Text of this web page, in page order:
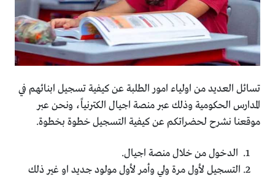
تسائل العديد من اولياء امور الطلبة عن كيفية تسجيل ابنائهم في
المدارس الحكومية وذلك عبر منصة اجيال الكترنياً، ونحن عبر
موقعنا نشرح لحضراتكم عن كيفية التسجيل خطوة بخطوة.
الدخول من خلال منصة اجيال.
التسجيل لأول مرة ولي وأمر لأول مولود جديد او غير ذلك